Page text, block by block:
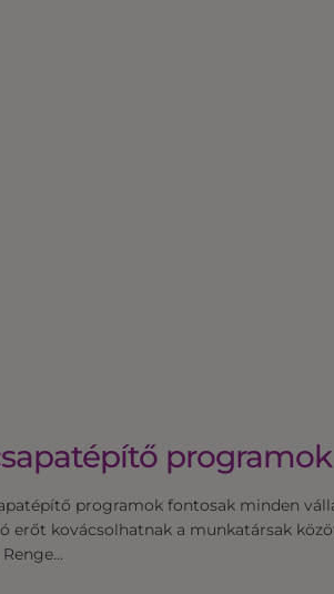
programok
programok fontosak minden
erőt kovácsolhatnak a munkatársak